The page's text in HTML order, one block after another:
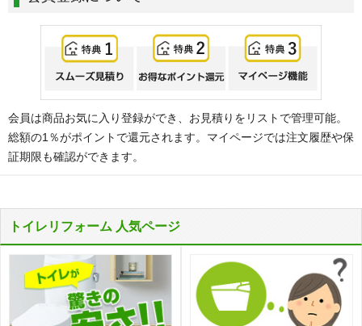
会員は商品お気に入り登録ができ、お見積りをリストで管理可能。
総額の1％がポイントで還元されます。マイページでは注文履歴や保
証期限も確認ができます。
トイレリフォーム 人気ページ